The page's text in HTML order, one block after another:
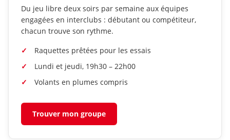
Du jeu libre deux soirs par semaine aux équipes
engagées en interclubs : débutant ou compétiteur,
chacun trouve son rythme.
Raquettes prêtées pour les essais
Lundi et jeudi, 19h30 – 22h00
Volants en plumes compris
Trouver mon groupe